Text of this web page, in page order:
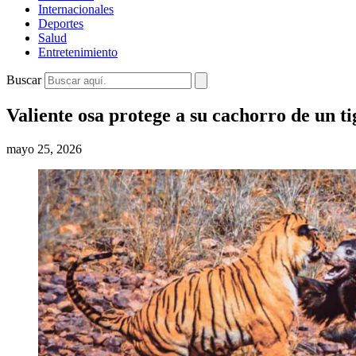
Internacionales
Deportes
Salud
Entretenimiento
Buscar
Valiente osa protege a su cachorro de un
mayo 25, 2026